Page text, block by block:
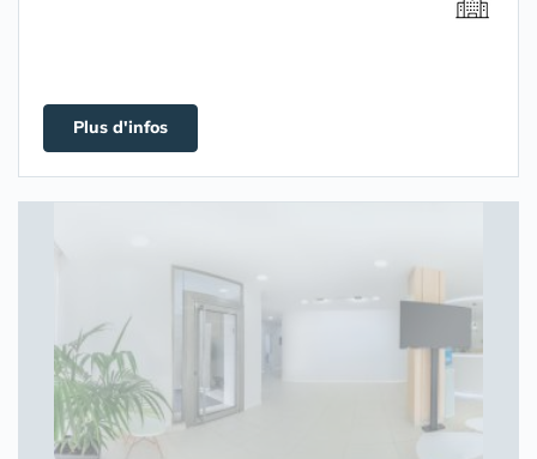
Plus d'infos